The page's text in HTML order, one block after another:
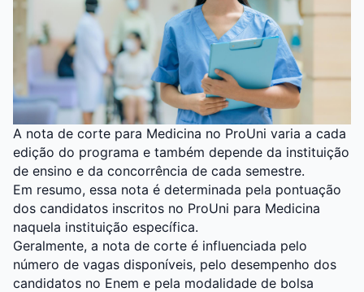
A nota de corte para Medicina no ProUni varia a cada
edição do programa e também depende da instituição
de ensino e da concorrência de cada semestre.
Em resumo, essa nota é determinada pela pontuação
dos candidatos inscritos no ProUni para Medicina
naquela instituição específica.
Geralmente, a nota de corte é influenciada pelo
número de vagas disponíveis, pelo desempenho dos
candidatos no Enem e pela modalidade de bolsa